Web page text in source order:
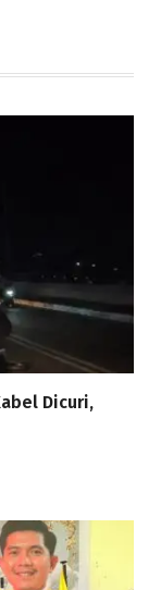
Dicuri,